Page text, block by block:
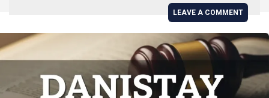
LEAVE A COMMENT